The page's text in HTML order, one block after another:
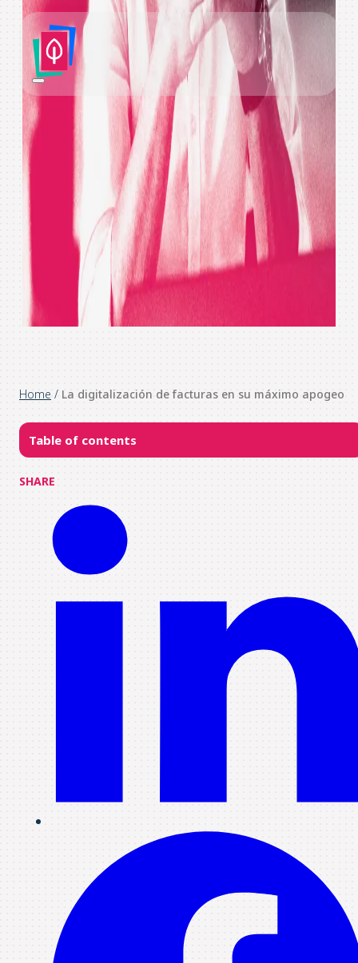
Home / La digitalización de facturas en su máximo apogeo
Table of contents
SHARE